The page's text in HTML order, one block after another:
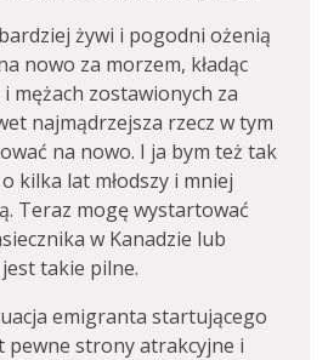
żywi i pogodni ożenią
nowo za morzem, kładąc
mężach zostawionych za
najmądrzejsza rzecz w tym
na nowo. I ja bym też tak
kilka lat młodszy i mniej
Teraz mogę wystartować
w Kanadzie lub
takie pilne.
emigranta startującego
pewne strony atrakcyjne i